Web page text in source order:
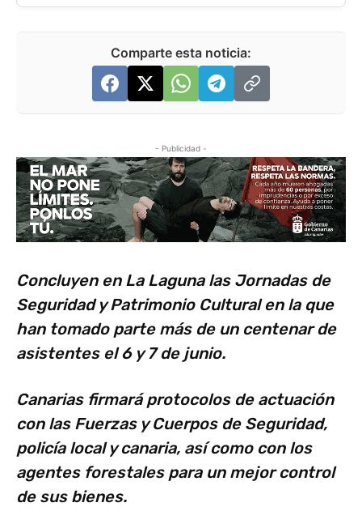
Comparte esta noticia:
- Publicidad -
Concluyen en La Laguna las Jornadas de
Seguridad y Patrimonio Cultural en la que
han tomado parte más de un centenar de
asistentes el 6 y 7 de junio.
Canarias firmará protocolos de actuación
con las Fuerzas y Cuerpos de Seguridad,
policía local y canaria, así como con los
agentes forestales para un mejor control
de sus bienes.